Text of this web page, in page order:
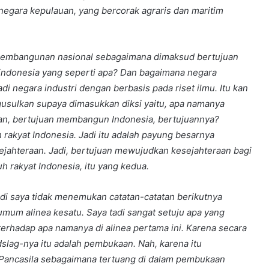
kepulauan, yang bercorak agraris dan maritim
nasional sebagaimana dimaksud bertujuan
yang seperti apa? Dan bagaimana negara
negara industri dengan berbasis pada riset ilmu. Itu kan
supaya dimasukkan diksi yaitu, apa namanya
bertujuan membangun Indonesia, bertujuannya?
Indonesia. Jadi itu adalah payung besarnya
Jadi, bertujuan mewujudkan kesejahteraan bagi
rakyat Indonesia, itu yang kedua.
saya tidak menemukan catatan-catatan berikutnya
alinea kesatu. Saya tadi sangat setuju apa yang
apa namanya di alinea pertama ini. Karena secara
nya itu adalah pembukaan. Nah, karena itu
sebagaimana tertuang di dalam pembukaan